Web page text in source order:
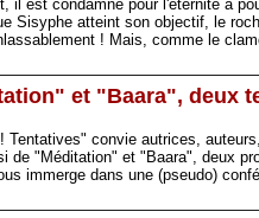
est condamné pour l'éternité à
Sisyphe atteint son objectif, le
! Mais, comme le
et "Baara", deux
convie autrices,
"Méditation" et "Baara", deux
immerge dans une (pseudo)